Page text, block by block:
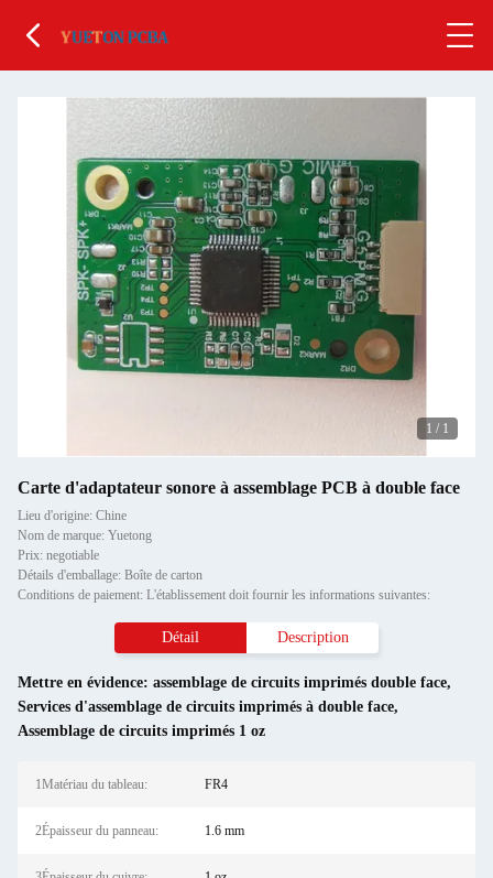
1 / 1
Carte d'adaptateur sonore à assemblage PCB à double face
Lieu d'origine: Chine
Nom de marque: Yuetong
Prix: negotiable
Détails d'emballage: Boîte de carton
Conditions de paiement: L'établissement doit fournir les informations suivantes:
Détail Description
Mettre en évidence: assemblage de circuits imprimés double face,
Services d'assemblage de circuits imprimés à double face,
Assemblage de circuits imprimés 1 oz
1Matériau du tableau: FR4
2Épaisseur du panneau: 1.6 mm